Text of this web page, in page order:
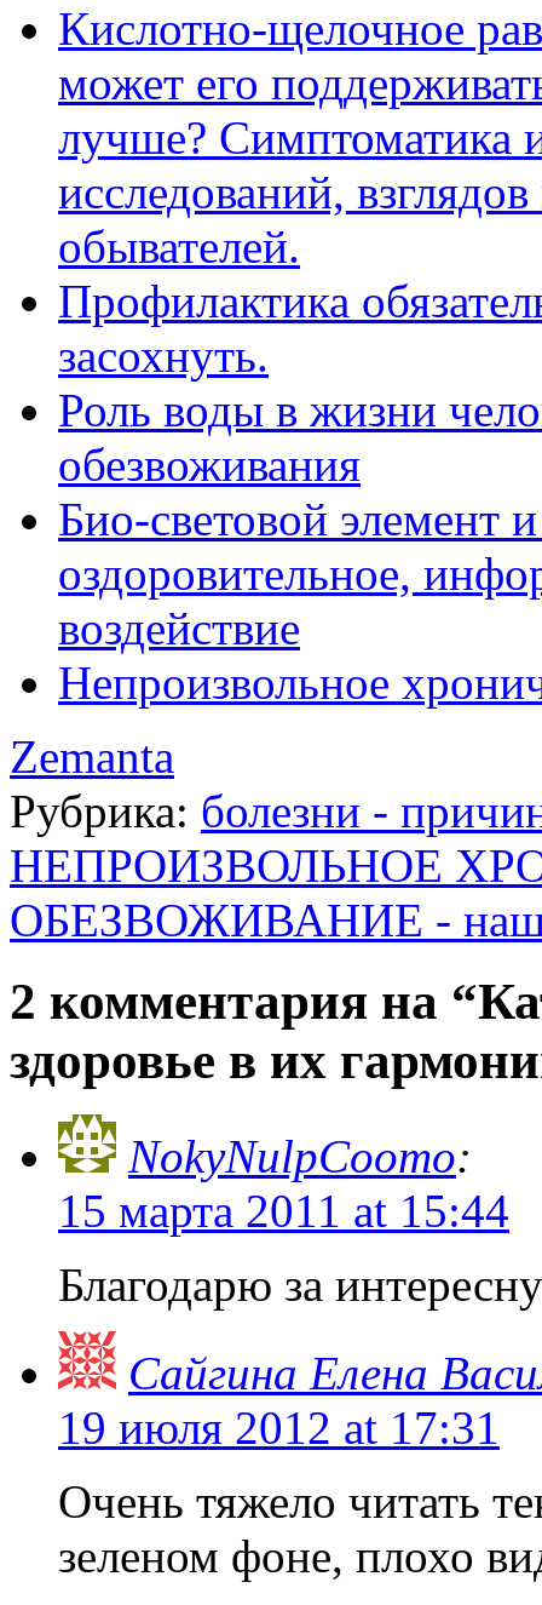
Кислотно-щелочное
может его
лучше? Симптоматика
исследований,
обывателей.
Профилактика
засохнуть.
Роль воды в жизни
обезвоживания
Био-световой элемент
оздоровительное,
воздействие
Непроизвольное
Zemanta
Рубрика: болезни -
НЕПРОИЗВОЛЬНОЕ
ОБЕЗВОЖИВАНИЕ - наш
2 комментария на
здоровье в их
NokyNulpCoomo:
15 марта 2011 at 15:44
Благодарю за
Сайгина Елена
19 июля 2012 at 17:31
Очень тяжело читать
зеленом фоне, плохо